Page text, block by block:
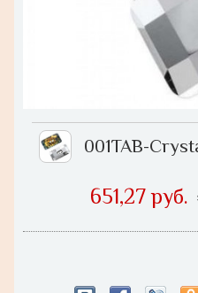
001TAB-
651,27 руб.